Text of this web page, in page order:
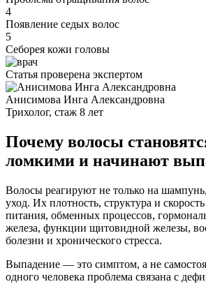
4
Появление седых волос
5
Себорея кожи головы
Статья проверена экспертом
Анисимова Инга Александровна
Трихолог, стаж 8 лет
Почему волосы
ломкими и начинают
Волосы реагируют не только на
уход. Их плотность, структура и скорость
питания, обменных процессов,
железа, функции щитовидной железы,
болезни и хронического стресса.
Выпадение — это симптом, а не
одного человека проблема связана с